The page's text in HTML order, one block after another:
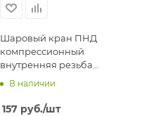
Шаровый кран ПНД
компрессионный
внутренняя резьба
3/4"х3/4" ДУ 16 мм Valfex
В наличии
157 руб./шт